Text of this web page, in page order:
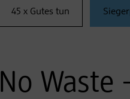
45 x Gutes tun
No Waste